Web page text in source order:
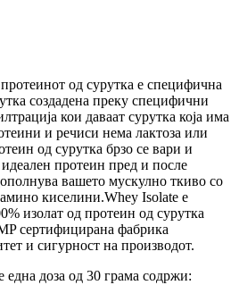
од сурутка е специфична
создадена преку специфични
кои даваат сурутка која има
и речиси нема лактоза или
од сурутка брзо се вари и
протеин пред и после
вашето мускулно ткиво со
киселини.Whey Isolate е
изолат од протеин од сурутка
сертифицирана фабрика
и сигурност на производот.
доза од 30 грама содржи: